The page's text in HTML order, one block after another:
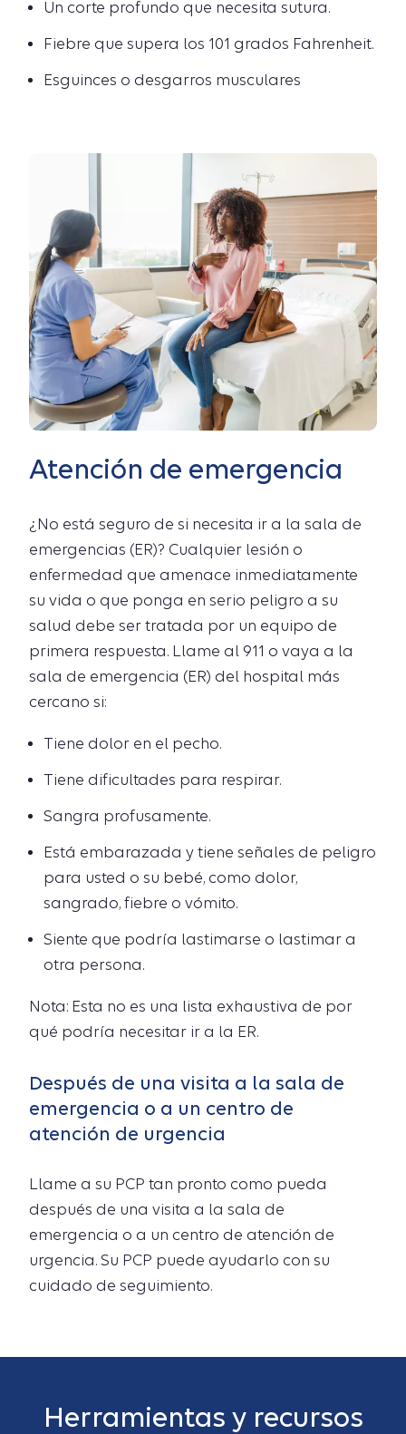
Un corte profundo que necesita sutura.
Fiebre que supera los 101 grados Fahrenheit.
Esguinces o desgarros musculares
Atención de emergencia
¿No está seguro de si necesita ir a la sala de
emergencias (ER)? Cualquier lesión o
enfermedad que amenace inmediatamente
su vida o que ponga en serio peligro a su
salud debe ser tratada por un equipo de
primera respuesta. Llame al 911 o vaya a la
sala de emergencia (ER) del hospital más
cercano si:
Tiene dolor en el pecho.
Tiene dificultades para respirar.
Sangra profusamente.
Está embarazada y tiene señales de peligro
para usted o su bebé, como dolor,
sangrado, fiebre o vómito.
Siente que podría lastimarse o lastimar a
otra persona.
Nota: Esta no es una lista exhaustiva de por
qué podría necesitar ir a la ER.
Después de una visita a la sala de
emergencia o a un centro de
atención de urgencia
Llame a su PCP tan pronto como pueda
después de una visita a la sala de
emergencia o a un centro de atención de
urgencia. Su PCP puede ayudarlo con su
cuidado de seguimiento.
Herramientas y recursos